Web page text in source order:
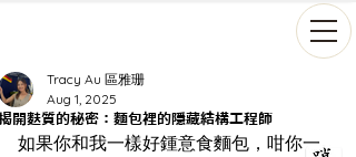
開麩質的秘密：麵包裡的隱藏結構工程師
Tracy Au 區雅珊
Aug 1, 2025
如果你和我一樣好鍾意食麵包，咁你一